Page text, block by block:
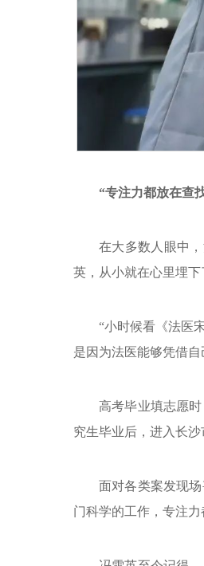
“专注力都放在查
在大多数人眼中
英，从小就在心里埋下
“小时候看《法医
是因为法医能够凭借
高考毕业填志愿
究生毕业后，进入长沙
面对各类案发现
门科学的工作，专注